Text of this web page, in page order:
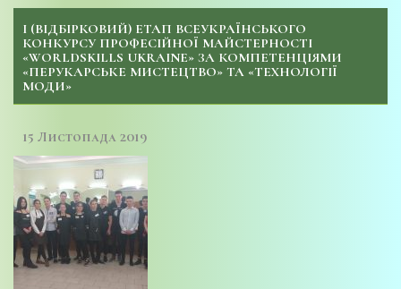
І (ВІДБІРКОВИЙ) ЕТАП ВСЕУКРАЇНСЬКОГО
КОНКУРСУ ПРОФЕСІЙНОЇ МАЙСТЕРНОСТІ
«WORLDSKILLS UKRAINE» ЗА КОМПЕТЕНЦІЯМИ
«ПЕРУКАРСЬКЕ МИСТЕЦТВО» ТА «ТЕХНОЛОГІЇ
МОДИ»
15 Листопада 2019